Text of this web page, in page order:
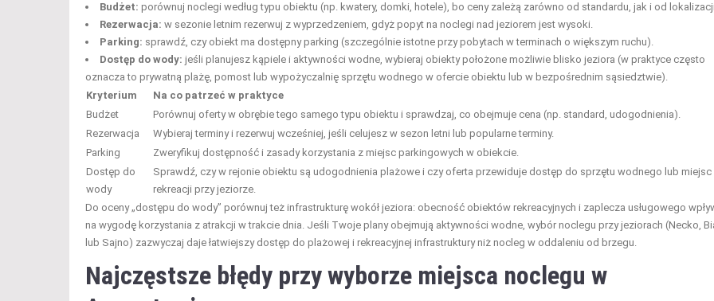
Budżet: porównuj noclegi według typu obiektu (np. kwatery, domki, hotele), bo ceny zależą zarówno od standardu, jak i od
Rezerwacja: w sezonie letnim rezerwuj z wyprzedzeniem, gdyż popyt na noclegi nad jeziorem jest wysoki.
Parking: sprawdź, czy obiekt ma dostępny parking (szczególnie istotne przy pobytach w terminach o większym ruchu).
Dostęp do wody: jeśli planujesz kąpiele i aktywności wodne, wybieraj obiekty położone możliwie blisko jeziora (w praktyce często
oznacza to prywatną plażę, pomost lub wypożyczalnię sprzętu wodnego w ofercie obiektu lub w bezpośrednim sąsiedztwie).
Kryterium
Na co patrzeć w praktyce
Budżet
Porównuj oferty w obrębie tego samego typu obiektu i sprawdzaj, co obejmuje cena (np. standard, udogodnienia).
Rezerwacja
Wybieraj terminy i rezerwuj wcześniej, jeśli celujesz w sezon letni lub popularne terminy.
Parking
Zweryfikuj dostępność i zasady korzystania z miejsc parkingowych w obiekcie.
Dostęp do
wody
Sprawdź, czy w rejonie obiektu są udogodnienia plażowe i czy oferta przewiduje dostęp do sprzętu wodnego lub miejsc
rekreacji przy jeziorze.
Do oceny „dostępu do wody” porównuj też infrastrukturę wokół jeziora: obecność obiektów rekreacyjnych i zaplecza usługowego
na wygodę korzystania z atrakcji w trakcie dnia. Jeśli Twoje plany obejmują aktywności wodne, wybór noclegu przy jeziorach (Necko,
lub Sajno) zazwyczaj daje łatwiejszy dostęp do plażowej i rekreacyjnej infrastruktury niż nocleg w oddaleniu od brzegu.
Najczęstsze błędy przy wyborze miejsca noclegu w